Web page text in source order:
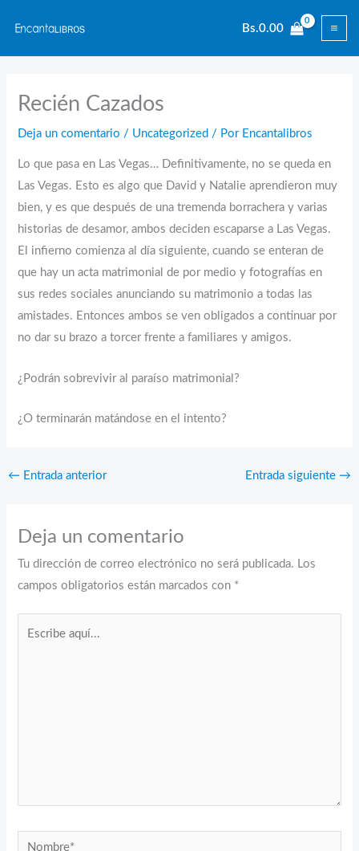
contenido
Bs.0.00
Recién Cazados
Deja un comentario / Uncategorized / Por Encantalibros
Lo que pasa en Las Vegas… Definitivamente, no se queda en
Las Vegas. Esto es algo que David y Natalie aprendieron muy
bien, y es que después de una tremenda borrachera y varias
historias de desamor, ambos deciden escaparse a Las Vegas.
El infierno comienza al día siguiente, cuando se enteran de
que hay un acta matrimonial de por medio y fotografías en
sus redes sociales anunciando su matrimonio a todas las
amistades. Entonces ambos se ven obligados a continuar por
no dar su brazo a torcer frente a familiares y amigos.
¿Podrán sobrevivir al paraíso matrimonial?
¿O terminarán matándose en el intento?
← Entrada anterior Entrada siguiente →
Deja un comentario
Tu dirección de correo electrónico no será publicada. Los
campos obligatorios están marcados con *
Nombre*